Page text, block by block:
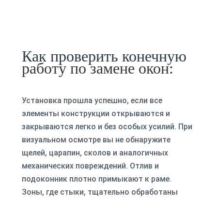
Как проверить конечную
работу по замене окон:
Установка прошла успешно, если все
элементы конструкции открываются и
закрываются легко и без особых усилий. При
визуальном осмотре вы не обнаружите
щелей, царапин, сколов и аналогичных
механических повреждений. Отлив и
подоконник плотно примыкают к раме.
Зоны, где стыки, тщательно обработаны